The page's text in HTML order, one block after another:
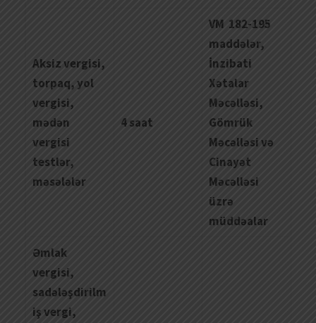
Aksiz vergisi,
torpaq,yol
vergisi,
mədən
vergisi
testlər,
məsələlər
4 saat
VM 182-195
maddələr,
İnzibati
Xətalar
Məcəlləsi,
Gömrük
Məcəlləsi və
Cinayət
Məcəlləsi
üzrə
müddəalar
Əmlak
vergisi,
sadələşdirilm
iş vergi,